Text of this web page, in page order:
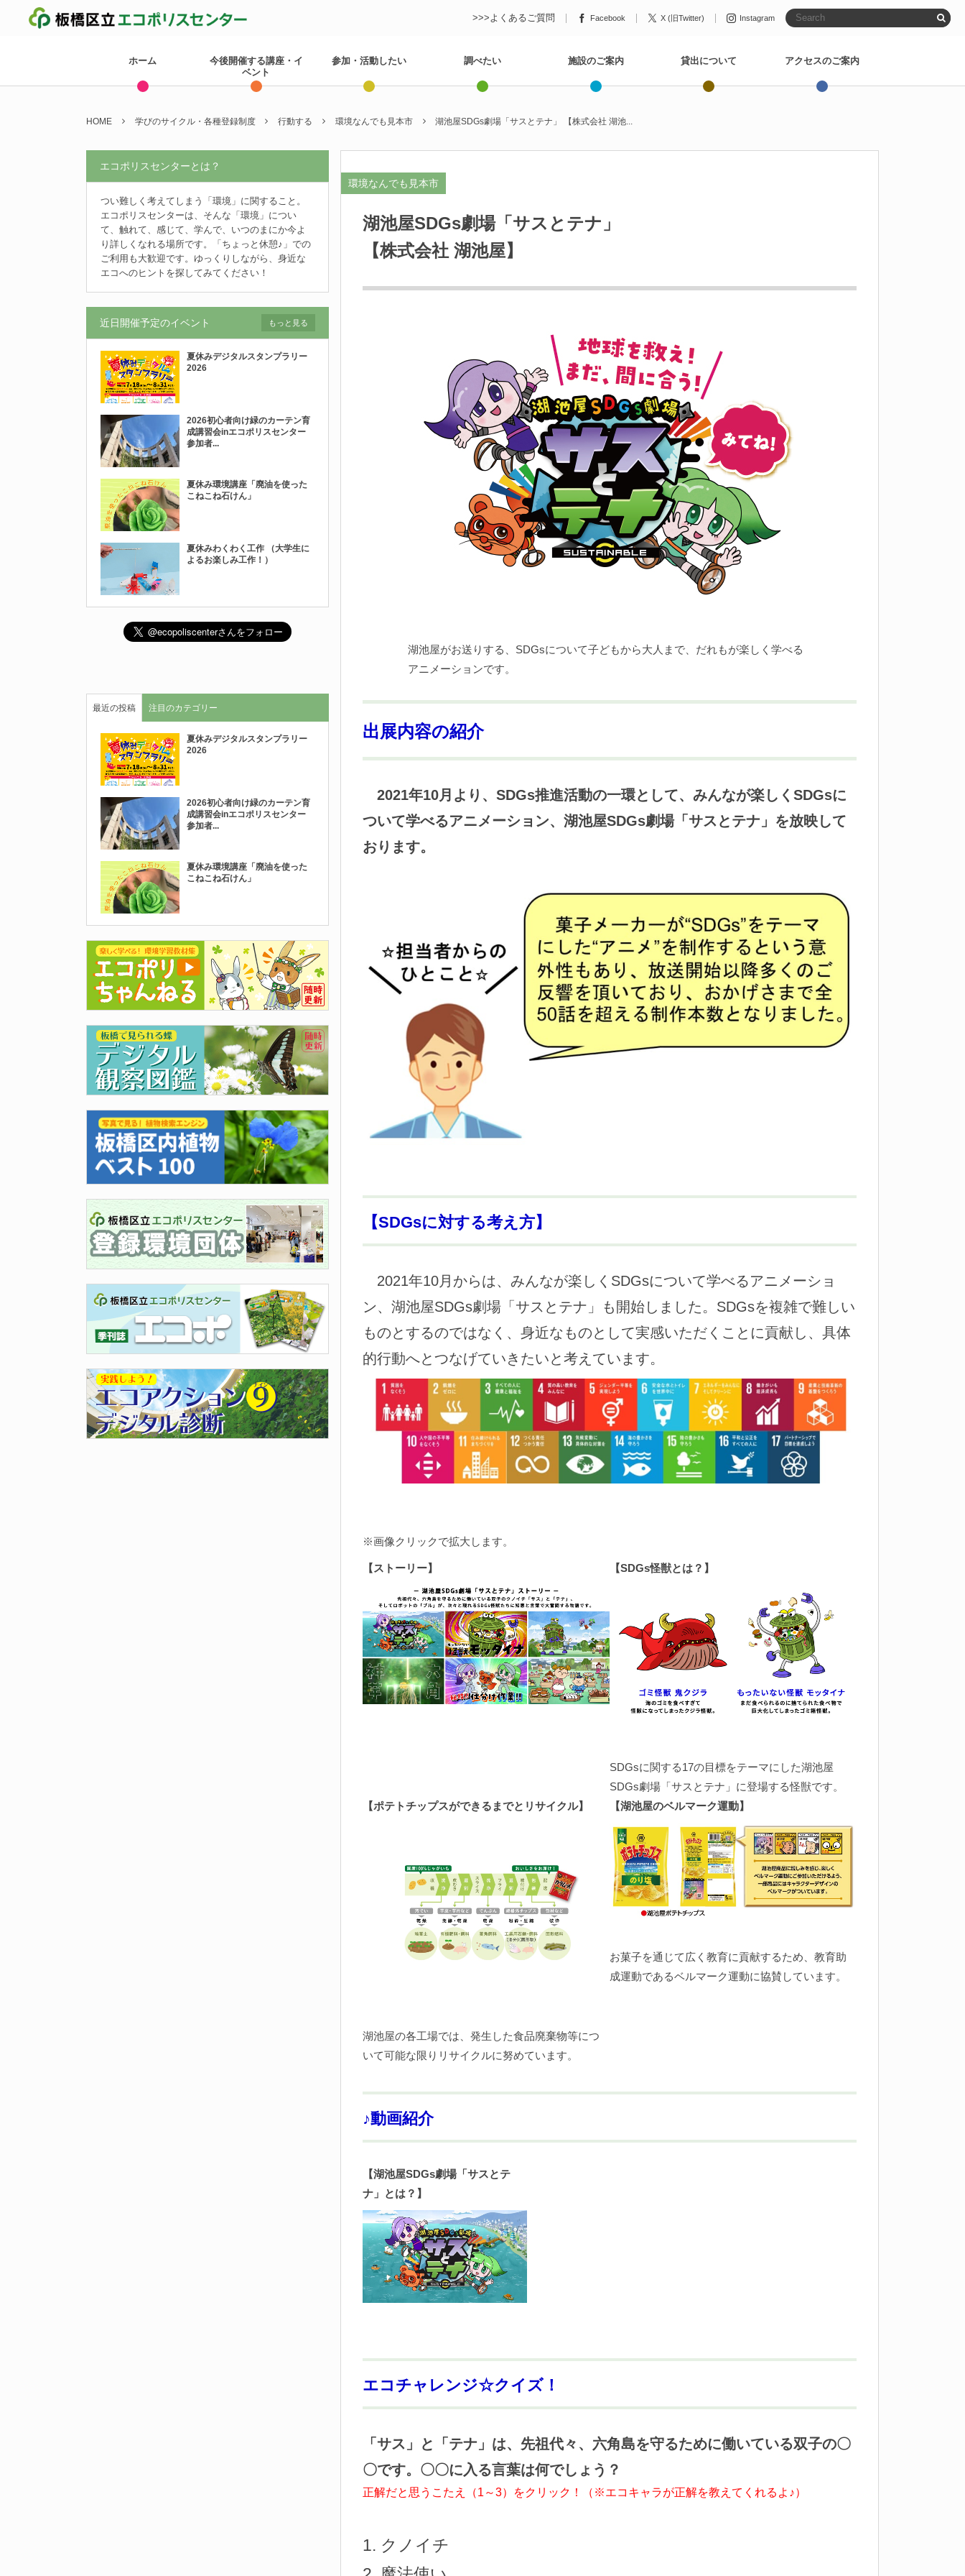
>>>よくあるご質問 Facebook X (旧Twitter) Instagram
ホーム
今後開催する講座・イ
ベント
参加・活動したい 調べたい 施設のご案内 貸出について アクセスのご案内
HOME 学びのサイクル・各種登録制度 行動する 環境なんでも見本市 湖池屋SDGs劇場「サスとテナ」 【株式会社 湖池...
環境なんでも見本市
湖池屋SDGs劇場「サスとテナ」
【株式会社 湖池屋】
湖池屋がお送りする、SDGsについて子どもから大人まで、だれもが楽しく学べる
アニメーションです。
出展内容の紹介
2021年10月より、SDGs推進活動の一環として、みんなが楽しくSDGsに
ついて学べるアニメーション、湖池屋SDGs劇場「サスとテナ」を放映して
おります。
【SDGsに対する考え方】
2021年10月からは、みんなが楽しくSDGsについて学べるアニメーショ
ン、湖池屋SDGs劇場「サスとテナ」も開始しました。SDGsを複雑で難しい
ものとするのではなく、身近なものとして実感いただくことに貢献し、具体
的行動へとつなげていきたいと考えています。
※画像クリックで拡大します。
【ストーリー】 【SDGs怪獣とは？ 】
SDGsに関する17の目標をテーマにした湖池屋
SDGs劇場「サスとテナ」に登場する怪獣です。
【ポテトチップスができるまでとリサイクル】
湖池屋の各工場では、発生した食品廃棄物等につ
いて可能な限りリサイクルに努めています。
【湖池屋のベルマーク運動】
お菓子を通じて広く教育に貢献するため、教育助
成運動であるベルマーク運動に協賛しています。
♪動画紹介
【湖池屋SDGs劇場「サスとテ
ナ」とは？】
エコチャレンジ☆クイズ！
「サス」と「テナ」は、先祖代々、六角島を守るために働いている双子の〇
〇です。〇〇に入る言葉は何でしょう？
正解だと思うこたえ（1～3）をクリック！（※エコキャラが正解を教えてくれるよ♪）
クノイチ
エコポリスセンターとは？
つい難しく考えてしまう「環境」に関すること。
エコポリスセンターは、そんな「環境」につい
て、触れて、感じて、学んで、いつのまにか今よ
り詳しくなれる場所です。「ちょっと休憩♪」での
ご利用も大歓迎です。ゆっくりしながら、身近な
エコへのヒントを探してみてください！
近日開催予定のイベント
夏休みデジタルスタンプラリー
2026
2026初心者向け緑のカーテン育
成講習会inエコポリスセンター
参加者...
夏休み環境講座「廃油を使った
こねこね石けん」
夏休みわくわく工作 （大学生に
よるお楽しみ工作！）
もっと見る
最近の投稿 注目のカテゴリー
夏休みデジタルスタンプラリー
2026
2026初心者向け緑のカーテン育
成講習会inエコポリスセンター
参加者...
夏休み環境講座「廃油を使った
こねこね石けん」